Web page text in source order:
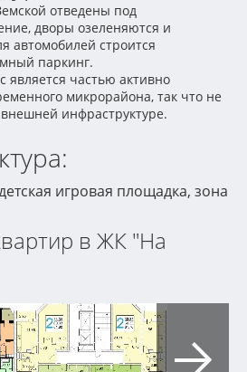
отведены под
дворы озеленяются и
автомобилей строится
паркинг.
частью активно
микрорайона, так что не
инфраструктуре.
игровая площадка, зона
в ЖК "На